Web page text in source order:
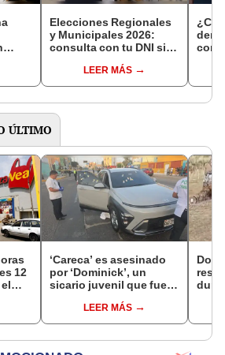
Elecciones Regionales
y Municipales 2026:
consulta con tu DNI si
de mesa para este 4 de
octubre en el link oficial
LEER MÁS
con
ÚLTIMO
12
‘Careca’ es asesinado
por ‘Dominick’, un
sicario juvenil que fue
LEER MÁS
Dos